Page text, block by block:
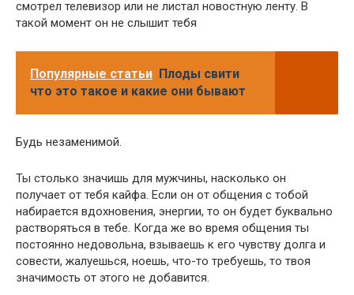
смотрел телевизор или не листал новостную ленту. В
такой момент он не слышит тебя
Популярные статьи Плоды свити
что это такое и какие они бывают
Будь незаменимой.
Ты столько значишь для мужчины, насколько он
получает от тебя кайфа. Если он от общения с тобой
набирается вдохновения, энергии, то он будет буквально
растворяться в тебе. Когда же во время общения ты
постоянно недовольна, взываешь к его чувству долга и
совести, жалуешься, ноешь, что-то требуешь, то твоя
значимость от этого не добавится.